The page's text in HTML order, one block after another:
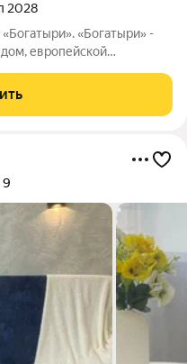
2028
«Богатыри» -
европейской
расположение - 500
9